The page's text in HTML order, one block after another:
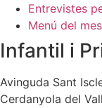
Entrevistes
Menú del mes
Infantil i
Avinguda Sant
Cerdanyola del